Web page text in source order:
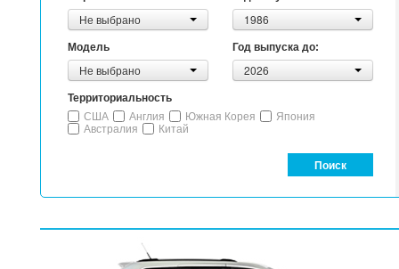
Не выбрано
Модель
Не выбрано
1986
Год выпуска до:
2026
Территориальность
США
Англия Южная Корея
Япония
Австралия
Китай
Поиск